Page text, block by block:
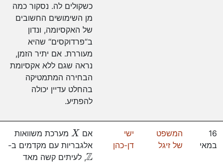
כשקולים לה. נסקור כמה
מן השימושים החשובים
של האקסיומה, ונדון
ב“פרדוקסים“ שהיא
מעוררת. אם יתיר הזמן,
נראה שגם ללא אקסיומת
הבחירה המתמטיקה
בהחלט עדיין יכולה
להפתיע.
16
במאי
המשפט
של זיגל
ישי
דן-כהן
אם Xמערכת משוואות
אלגבריות עם מקדמים ב-
Z, לעיתים קשה מאד